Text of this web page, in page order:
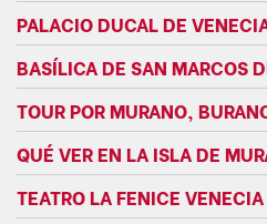
PALACIO DUCAL DE
BASÍLICA DE SAN MARCOS
TOUR POR MURANO,
QUÉ VER EN LA ISLA DE
TEATRO LA FENICE VENECIA